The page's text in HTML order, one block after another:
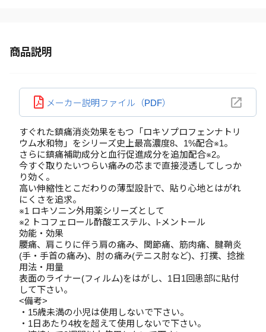
商品説明
メーカー説明ファイル（PDF）
すぐれた鎮痛消炎効果をもつ「ロキソプロフェンナトリ
ウム水和物」をシリーズ史上最高濃度8、1%配合※1。
さらに鎮痛補助成分と血行促進成分を追加配合※2。
今すぐ取りたいつらい痛みの芯まで直接浸透してしっか
り効く。
高い伸縮性とこだわりの薄型設計で、貼り心地とはがれ
にくさを追求。
※1 ロキソニン外用薬シリーズとして
※2 トコフェロール酢酸エステル、l-メントール
効能・効果
腰痛、肩こりに伴う肩の痛み、関節痛、筋肉痛、腱鞘炎
(手・手首の痛み)、肘の痛み(テニス肘など)、打撲、捻挫
用法・用量
表面のライナー(フィルム)をはがし、1日1回患部に貼付
して下さい。
<備考>
・15歳未満の小児は使用しないで下さい。
・1日あたり4枚を超えて使用しないで下さい。